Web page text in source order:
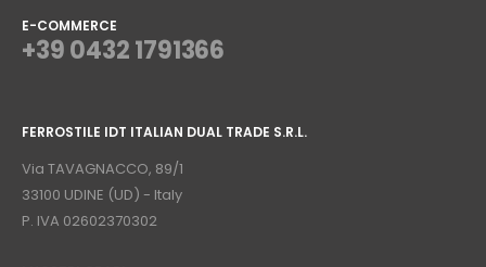
E-COMMERCE
+39 0432 1791366
FERROSTILE IDT ITALIAN DUAL TRADE S.R.L.
Via TAVAGNACCO, 89/1
33100 UDINE (UD) - Italy
P. IVA 02602370302